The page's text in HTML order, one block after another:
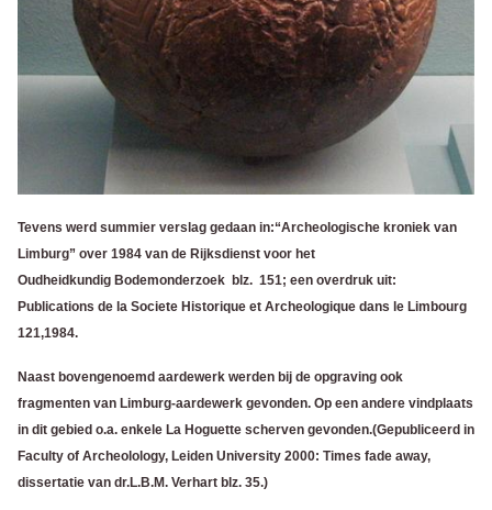
Tevens werd summier verslag gedaan in:“Archeologische kroniek van
Limburg” over 1984 van de Rijksdienst voor het
Oudheidkundig Bodemonderzoek blz. 151; een overdruk uit:
Publications de la Societe Historique et Archeologique dans le Limbourg
121,1984.
Naast bovengenoemd aardewerk werden bij de opgraving ook
fragmenten van Limburg-aardewerk gevonden. Op een andere vindplaats
in dit gebied o.a. enkele La Hoguette scherven gevonden.(Gepubliceerd in
Faculty of Archeolology, Leiden University 2000: Times fade away,
dissertatie van dr.L.B.M. Verhart blz. 35.)